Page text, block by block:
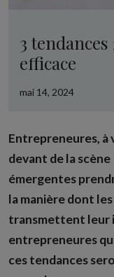
3
efficace
mai 14, 2024
Entrepreneures, à
devant de la
émergentes
la manière dont
transmettent leur
entrepreneures
ces tendances